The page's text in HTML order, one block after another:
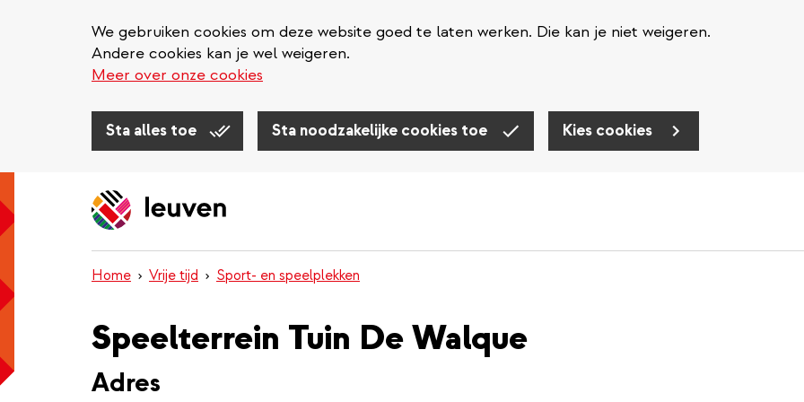
We gebruiken cookies om deze website goed te laten werken. Die kan je niet weigeren.
Andere cookies kan je wel weigeren.
Meer over onze cookies
Sta alles toe Sta noodzakelijke cookies toe Kies cookies
Home Vrije tijd Sport- en speelplekken
Speelterrein Tuin De Walque
Adres